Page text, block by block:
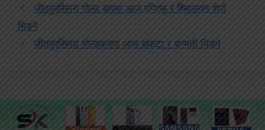
जीतपुरसिमरा गोल्ड कपमा आज एपिएफ र हिमालयन शेर्पा
भिड्ने
जीतपुरसिमरा गोल्डकपमा आज संकटा र बाग्मती भिड्ने